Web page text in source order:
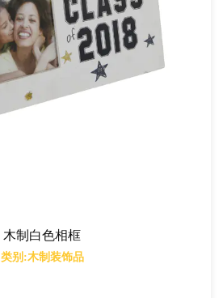
木制白色相框
类别:木制装饰品